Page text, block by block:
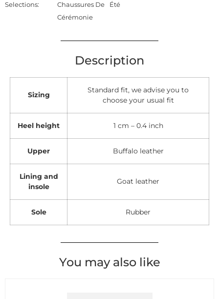
Selections:
Chaussures De
Cérémonie
Été
Description
Sizing
Standard fit, we advise you to
choose your usual fit
Heel height 1 cm – 0.4 inch
Upper Buffalo leather
Lining and
insole
Goat leather
Sole Rubber
You may also like